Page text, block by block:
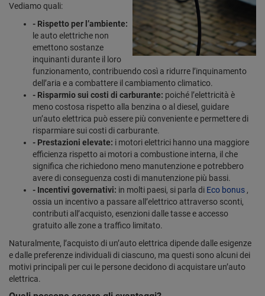
Vediamo quali:
- Rispetto per l’ambiente:
le auto elettriche non
emettono sostanze
inquinanti durante il loro
funzionamento, contribuendo così a ridurre l’inquinamento
dell’aria e a combattere il cambiamento climatico.
- Risparmio sui costi di carburante: poiché l’elettricità è
meno costosa rispetto alla benzina o al diesel, guidare
un’auto elettrica può essere più conveniente e permettere di
risparmiare sui costi di carburante.
- Prestazioni elevate: i motori elettrici hanno una maggiore
efficienza rispetto ai motori a combustione interna, il che
significa che richiedono meno manutenzione e potrebbero
avere di conseguenza costi di manutenzione più bassi.
- Incentivi governativi: in molti paesi, si parla di Eco bonus ,
ossia un incentivo a passare all’elettrico attraverso sconti,
contributi all’acquisto, esenzioni dalle tasse e accesso
gratuito alle zone a traffico limitato.
Naturalmente, l’acquisto di un’auto elettrica dipende dalle esigenze
e dalle preferenze individuali di ciascuno, ma questi sono alcuni dei
motivi principali per cui le persone decidono di acquistare un’auto
elettrica.